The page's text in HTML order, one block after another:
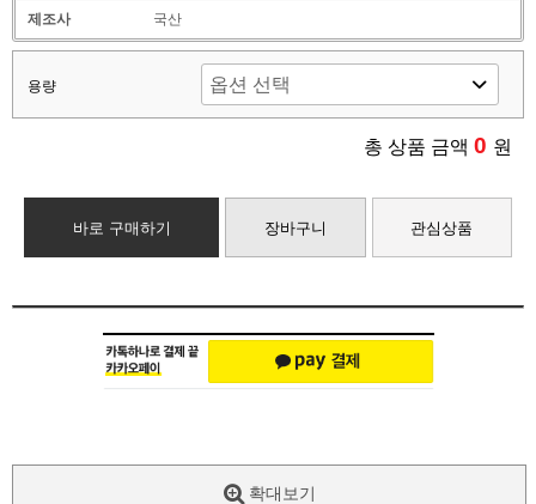
제조사 국산
용량
총 상품 금액 0 원
바로 구매하기 장바구니 관심상품
확대보기